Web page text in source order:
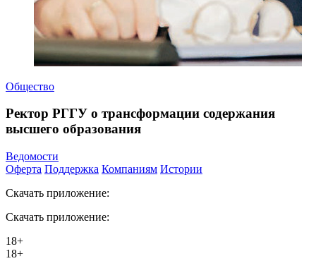
Общество
Ректор РГГУ о трансформации содержания
высшего образования
Ведомости
Оферта Поддержка Компаниям Истории
Скачать приложение:
Скачать приложение:
18+
18+